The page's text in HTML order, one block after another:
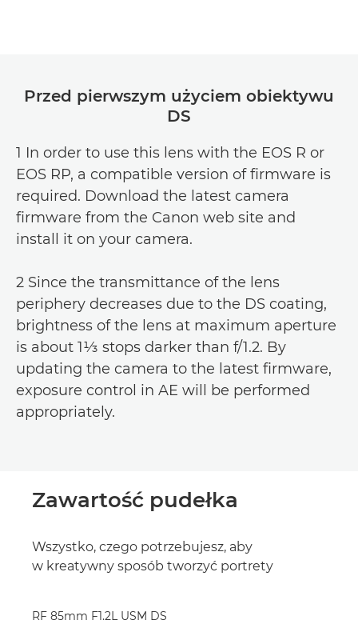
Przed pierwszym użyciem obiektywu
DS
1 In order to use this lens with the EOS R or
EOS RP, a compatible version of firmware is
required. Download the latest camera
firmware from the Canon web site and
install it on your camera.
2 Since the transmittance of the lens
periphery decreases due to the DS coating,
brightness of the lens at maximum aperture
is about 1⅓ stops darker than f/1.2. By
updating the camera to the latest firmware,
exposure control in AE will be performed
appropriately.
Zawartość pudełka
Wszystko, czego potrzebujesz, aby
w kreatywny sposób tworzyć portrety
RF 85mm F1.2L USM DS